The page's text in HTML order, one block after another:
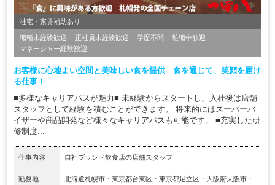
社宅・家賃補助あり
職種未経験歓迎 正社員未経験歓迎 学歴不問
離職中歓迎
マネージャー経験歓迎
お客様に心地よい空間と美味しい食を提供 食を通じて、笑顔を届け
る仕事！
■多様なキャリアパスが魅力■ 未経験からスタートし、入社後は店舗
スタッフとして経験を積むことができます。 将来的にはスーパーバ
イザーや商品開発など様々なキャリアパスも可能です。 ■充実した研
修制度...
仕事内容 自社ブランド飲食店の店舗スタッフ
勤務地
北海道札幌市・東京都台東区・東京都足立区・大阪府大阪市・